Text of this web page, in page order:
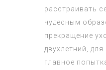
расстраивать
чудесным
прекращение
двухлетний,
главное